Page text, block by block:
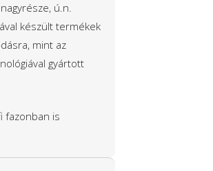
ú.n.
készült termékek
mint az
gyártott
fazonban is